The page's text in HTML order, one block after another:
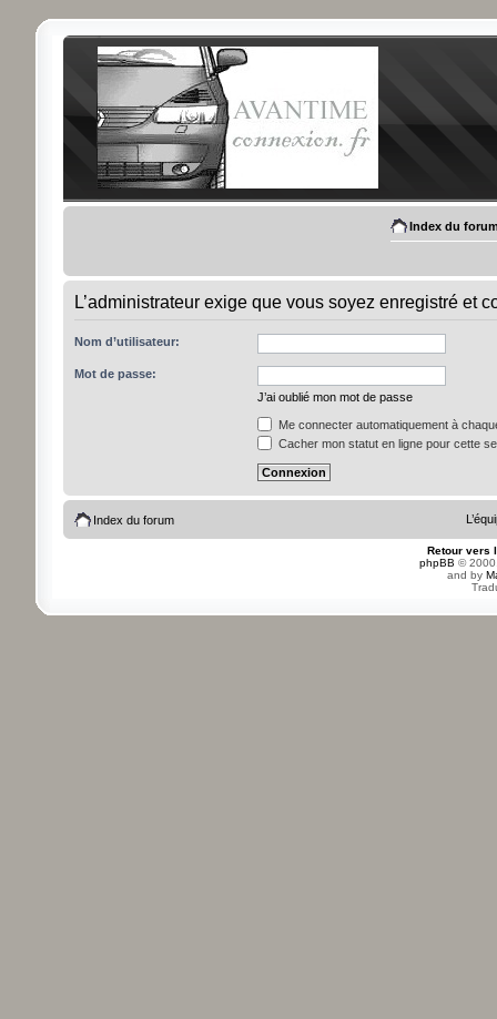
Index du
L’administrateur exige que vous soyez enregistré et
Nom d’utilisateur:
Mot de passe:
J’ai oublié mon mot de passe
Me connecter automatiquement à
Cacher mon statut en ligne pour cette
Index du forum
Retour vers
phpBB ©
and by